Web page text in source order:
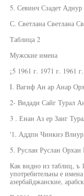
5. Севинч Сзадет Аднур
С. Светлана Светлана
Таблица 2
Мужские имена
¡5 1961 г. 1971 г. 1961
I. Вагиф Ан ар Анар
2- Видади Сайг Турал
3 . Енан Аз ер Заиг
'1. Аддпн Чинкиэ Влнур
5. Руслан Руслан Орхан
Как видно из таблиц, ъ
употребительны е
азербайджанские,